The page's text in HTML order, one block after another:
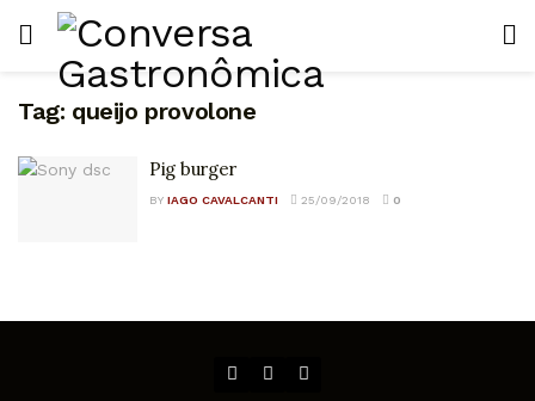
Tag: queijo provolone
Pig burger
BY IAGO CAVALCANTI 25/09/2018 0